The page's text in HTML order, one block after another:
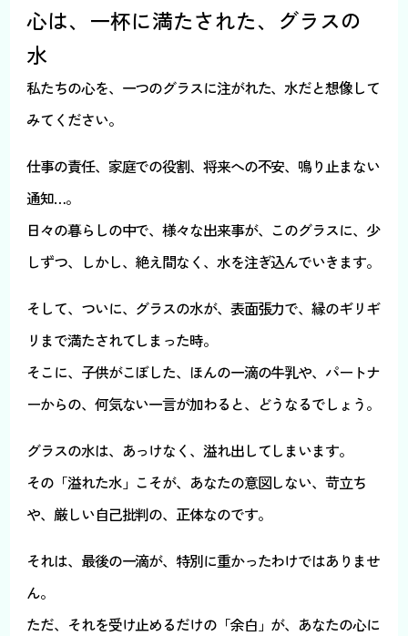
心は、一杯に満たされた、グラスの
水
私たちの心を、一つのグラスに注がれた、水だと想像して
みてください。
仕事の責任、家庭での役割、将来への不安、鳴り止まない
通知…。
日々の暮らしの中で、様々な出来事が、このグラスに、少
しずつ、しかし、絶え間なく、水を注ぎ込んでいきます。
そして、ついに、グラスの水が、表面張力で、縁のギリギ
リまで満たされてしまった時。
そこに、子供がこぼした、ほんの一滴の牛乳や、パートナ
ーからの、何気ない一言が加わると、どうなるでしょう。
グラスの水は、あっけなく、溢れ出してしまいます。
その「溢れた水」こそが、あなたの意図しない、苛立ち
や、厳しい自己批判の、正体なのです。
それは、最後の一滴が、特別に重かったわけではありませ
ん。
ただ、それを受け止めるだけの「余白」が、あなたの心に